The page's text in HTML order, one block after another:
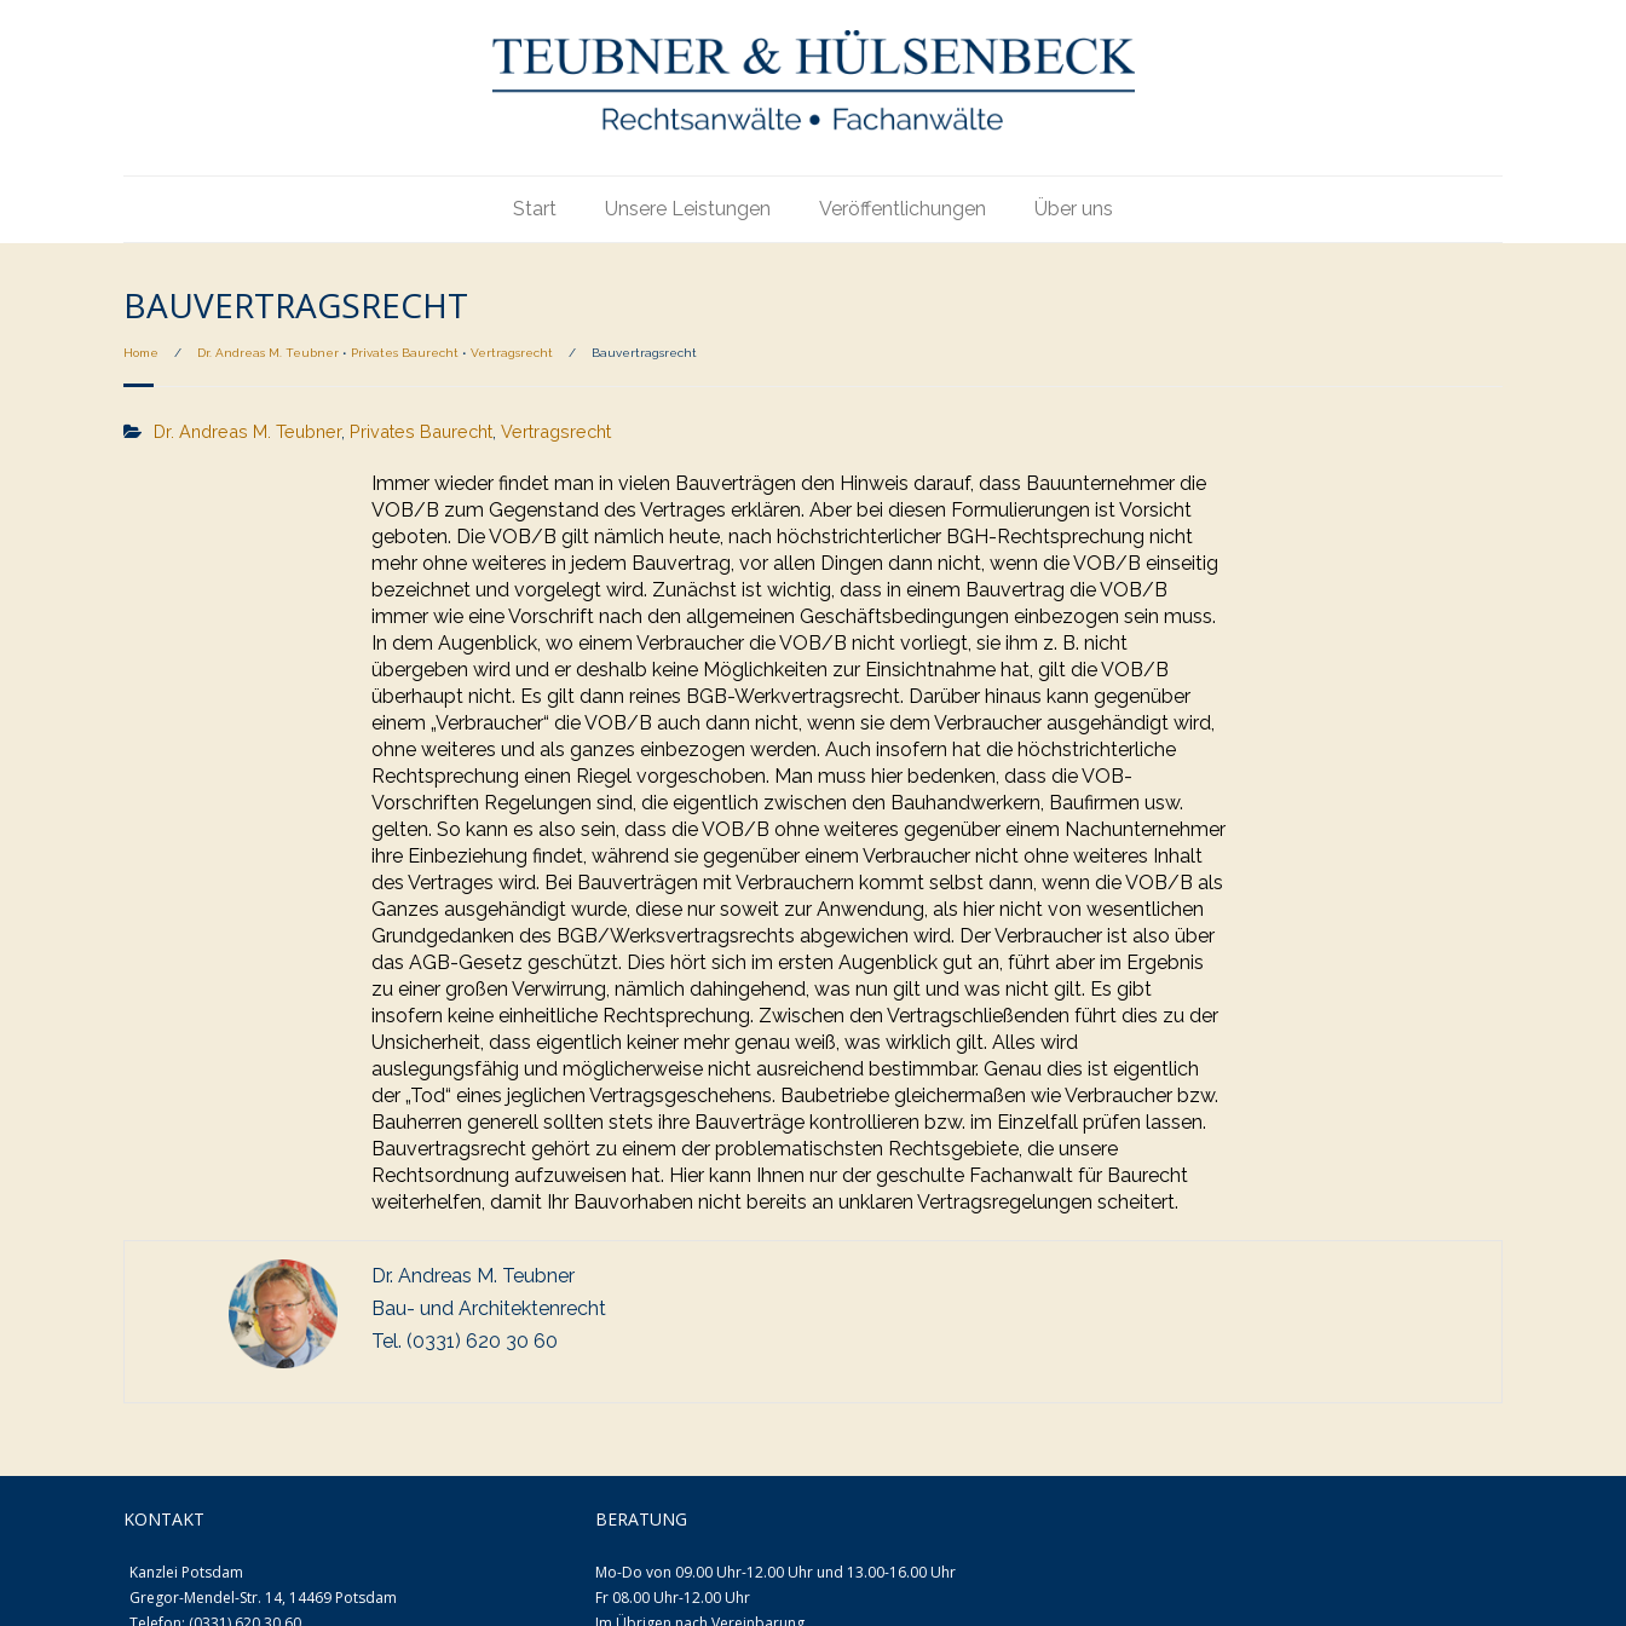
Start Unsere Leistungen Veröffentlichungen Über uns
BAUVERTRAGSRECHT
Home / Dr. Andreas M. Teubner • Privates Baurecht • Vertragsrecht / Bauvertragsrecht
Dr. Andreas M. Teubner, Privates Baurecht Vertragsrecht
Immer wieder findet man in vielen Bauverträgen den Hinweis darauf, dass Bauunternehmer die
VOB/B zum Gegenstand des Vertrages erklären. Aber bei diesen Formulierungen ist Vorsicht
geboten. Die VOB/B gilt nämlich heute, nach höchstrichterlicher BGH-Rechtsprechung nicht
mehr ohne weiteres in jedem Bauvertrag, vor allen Dingen dann nicht, wenn die VOB/B einseitig
bezeichnet und vorgelegt wird. Zunächst ist wichtig, dass in einem Bauvertrag die VOB/B
immer wie eine Vorschrift nach den allgemeinen Geschäftsbedingungen einbezogen sein muss.
In dem Augenblick, wo einem Verbraucher die VOB/B nicht vorliegt, sie ihm z. B. nicht
übergeben wird und er deshalb keine Möglichkeiten zur Einsichtnahme hat, gilt die VOB/B
überhaupt nicht. Es gilt dann reines BGB-Werkvertragsrecht. Darüber hinaus kann gegenüber
einem „Verbraucher“ die VOB/B auch dann nicht, wenn sie dem Verbraucher ausgehändigt wird,
ohne weiteres und als ganzes einbezogen werden. Auch insofern hat die höchstrichterliche
Rechtsprechung einen Riegel vorgeschoben. Man muss hier bedenken, dass die VOB-
Vorschriften Regelungen sind, die eigentlich zwischen den Bauhandwerkern, Baufirmen usw.
gelten. So kann es also sein, dass die VOB/B ohne weiteres gegenüber einem Nachunternehmer
ihre Einbeziehung findet, während sie gegenüber einem Verbraucher nicht ohne weiteres Inhalt
des Vertrages wird. Bei Bauverträgen mit Verbrauchern kommt selbst dann, wenn die VOB/B als
Ganzes ausgehändigt wurde, diese nur soweit zur Anwendung, als hier nicht von wesentlichen
Grundgedanken des BGB/Werksvertragsrechts abgewichen wird. Der Verbraucher ist also über
das AGB-Gesetz geschützt. Dies hört sich im ersten Augenblick gut an, führt aber im Ergebnis
zu einer großen Verwirrung, nämlich dahingehend, was nun gilt und was nicht gilt. Es gibt
insofern keine einheitliche Rechtsprechung. Zwischen den Vertragschließenden führt dies zu der
Unsicherheit, dass eigentlich keiner mehr genau weiß, was wirklich gilt. Alles wird
auslegungsfähig und möglicherweise nicht ausreichend bestimmbar. Genau dies ist eigentlich
der „Tod“ eines jeglichen Vertragsgeschehens. Baubetriebe gleichermaßen wie Verbraucher bzw.
Bauherren generell sollten stets ihre Bauverträge kontrollieren bzw. im Einzelfall prüfen lassen.
Bauvertragsrecht gehört zu einem der problematischsten Rechtsgebiete, die unsere
Rechtsordnung aufzuweisen hat. Hier kann Ihnen nur der geschulte Fachanwalt für Baurecht
weiterhelfen, damit Ihr Bauvorhaben nicht bereits an unklaren Vertragsregelungen scheitert.
Dr. Andreas M. Teubner
Bau- und Architektenrecht
Tel. (0331) 620 30 60
KONTAKT
Kanzlei Potsdam
Gregor-Mendel-Str. 14, 14469 Potsdam
BERATUNG
Mo-Do von 09.00 Uhr-12.00 Uhr und 13.00-16.00 Uhr
Fr 08.00 Uhr-12.00 Uhr